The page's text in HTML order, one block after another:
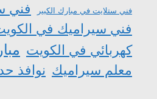
فني ستلايت في مبارك الكبير
فني
فني سيراميك في
كهربائي في الكويت
معلم سيراميك نوافذ